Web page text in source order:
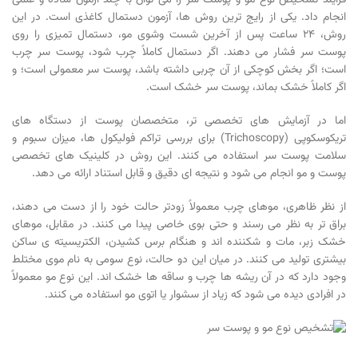
انجام داد. یکی از رایج ترین روش ها، آزمون دستمال کاغذی است. در این
روش، ۲۴ ساعت پس از آخرین شست وشوی مو، دستمال تمیزی را روی
پوست سر فشار می دهند. اگر دستمال کاملاً چرب شود، پوست سر چرب
است؛ اگر بخش کوچکی از آن چربی داشته باشد، پوست سر معمولی است؛ و
اگر کاملاً خشک بماند، پوست سر خشک است.
اما در آزمایش های تخصصی تر، متخصصان پوست از دستگاه های
تریکوسکوپی (Trichoscopy) برای بررسی تراکم فولیکول ها، میزان سبوم و
سلامت پوست سر استفاده می کنند. این روش در کلینیک های تخصصی
پوست و مو انجام می شود و نتیجه ای دقیق و قابل استناد ارائه می دهد.
از نظر ظاهری، موهای چرب معمولاً زودتر حالت خود را از دست می دهند،
براق تر به نظر می رسند و حتی بوی خاصی پیدا می کنند. در مقابل، موهای
خشک زبر، مات و شکننده اند و هنگام برس کشیدن، الکتریسیته ی ساکن
بیشتری تولید می کنند. در میان این دو حالت، نوع سومی به نام موی مختلط
وجود دارد که در آن ریشه ها چرب و ساقه ها خشک اند. این نوع مو معمولاً
در افرادی دیده می شود که زیاد از سشوار یا اتوی مو استفاده می کنند.